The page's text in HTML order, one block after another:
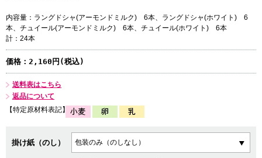
内容量：ラングドシャ(アーモンドミルク) 6本、ラングドシャ(ホワイト) 6
本、チュイール(アーモンドミルク) 6本、チュイール(ホワイト) 6本
計：24本
価格： 2,160円(税込)
送料表はこちら
返品について
【特定原材料表記】
掛け紙（のし）